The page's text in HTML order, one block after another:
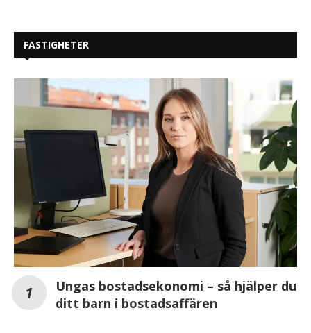
FASTIGHETER
Ungas bostadsekonomi – så hjälper du
ditt barn i bostadsaffären